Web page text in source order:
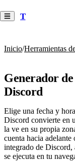
T
Inicio/Herramientas
Generador
Discord
Elige una fecha y
Discord convierte en
la ve en su propia
cuenta hacia
integrado de Discord,
se ejecuta en tu